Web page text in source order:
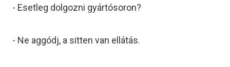
- Esetleg dolgozni gyártósoron?
- Ne aggódj, a sitten van ellátás.